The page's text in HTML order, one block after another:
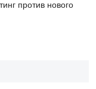
против нового